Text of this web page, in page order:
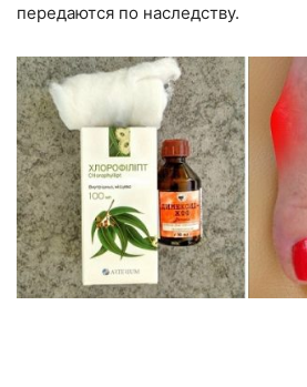
передаются по наследству.